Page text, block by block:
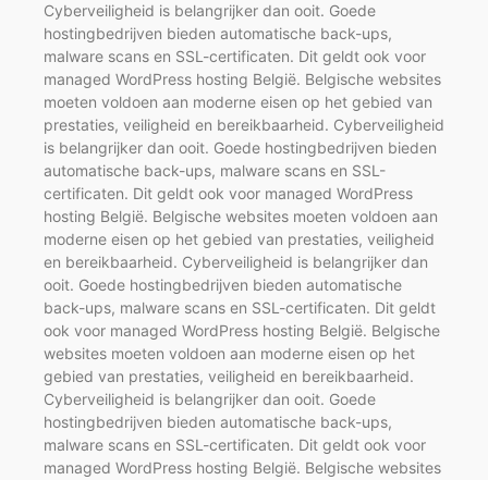
Cyberveiligheid is belangrijker dan ooit. Goede
hostingbedrijven bieden automatische back-ups,
malware scans en SSL-certificaten. Dit geldt ook voor
managed WordPress hosting België. Belgische websites
moeten voldoen aan moderne eisen op het gebied van
prestaties, veiligheid en bereikbaarheid. Cyberveiligheid
is belangrijker dan ooit. Goede hostingbedrijven bieden
automatische back-ups, malware scans en SSL-
certificaten. Dit geldt ook voor managed WordPress
hosting België. Belgische websites moeten voldoen aan
moderne eisen op het gebied van prestaties, veiligheid
en bereikbaarheid. Cyberveiligheid is belangrijker dan
ooit. Goede hostingbedrijven bieden automatische
back-ups, malware scans en SSL-certificaten. Dit geldt
ook voor managed WordPress hosting België. Belgische
websites moeten voldoen aan moderne eisen op het
gebied van prestaties, veiligheid en bereikbaarheid.
Cyberveiligheid is belangrijker dan ooit. Goede
hostingbedrijven bieden automatische back-ups,
malware scans en SSL-certificaten. Dit geldt ook voor
managed WordPress hosting België. Belgische websites